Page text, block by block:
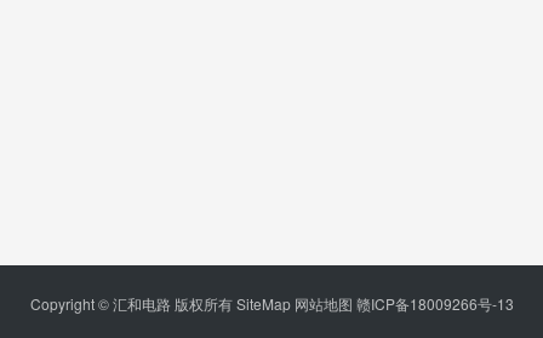
Copyright © 汇和电路 版权所有SiteMap 网站地图 赣ICP备18009266号-13